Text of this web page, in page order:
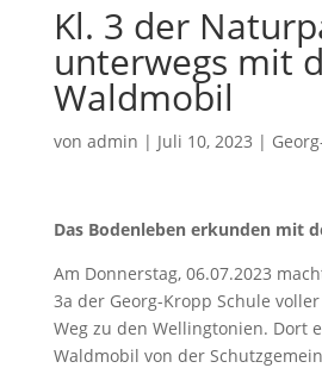
Kl. 3 der
unterwegs mit
Waldmobil
von admin | Juli 10, 2023 |
Das Bodenleben erkunden mit
Am Donnerstag, 06.07.2023
3a der Georg-Kropp Schule
Weg zu den Wellingtonien. Dort
Waldmobil von der